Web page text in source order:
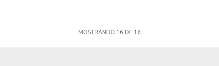
MOSTRANDO 16 DE 16